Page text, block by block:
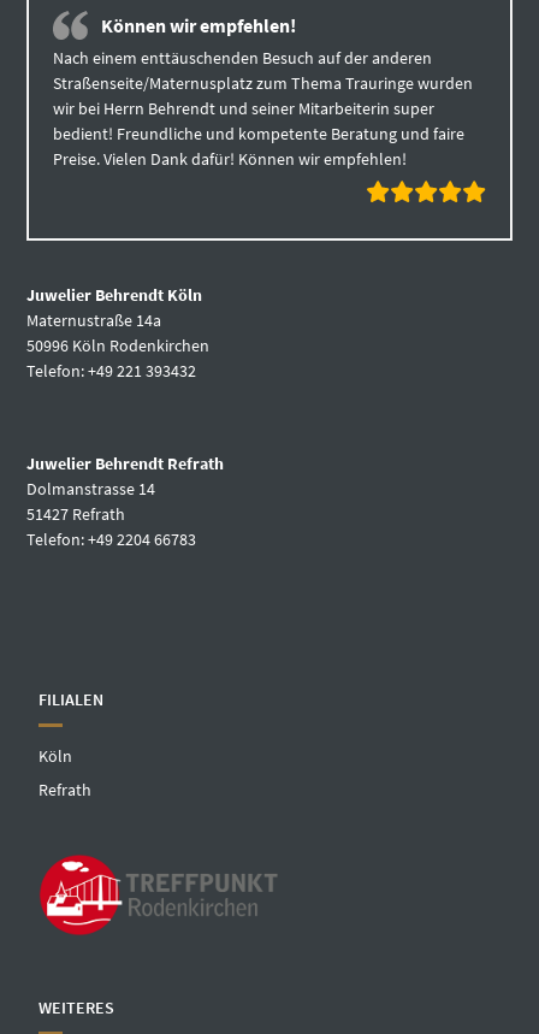
Können wir empfehlen!
Nach einem enttäuschenden Besuch auf der anderen
Straßenseite/Maternusplatz zum Thema Trauringe wurden
wir bei Herrn Behrendt und seiner Mitarbeiterin super
bedient! Freundliche und kompetente Beratung und faire
Preise. Vielen Dank dafür! Können wir empfehlen!
Juwelier Behrendt Köln
Maternustraße 14a
50996 Köln Rodenkirchen
Telefon: +49 221 393432
Juwelier Behrendt Refrath
Dolmanstrasse 14
51427 Refrath
Telefon: +49 2204 66783
FILIALEN
Köln
Refrath
WEITERES